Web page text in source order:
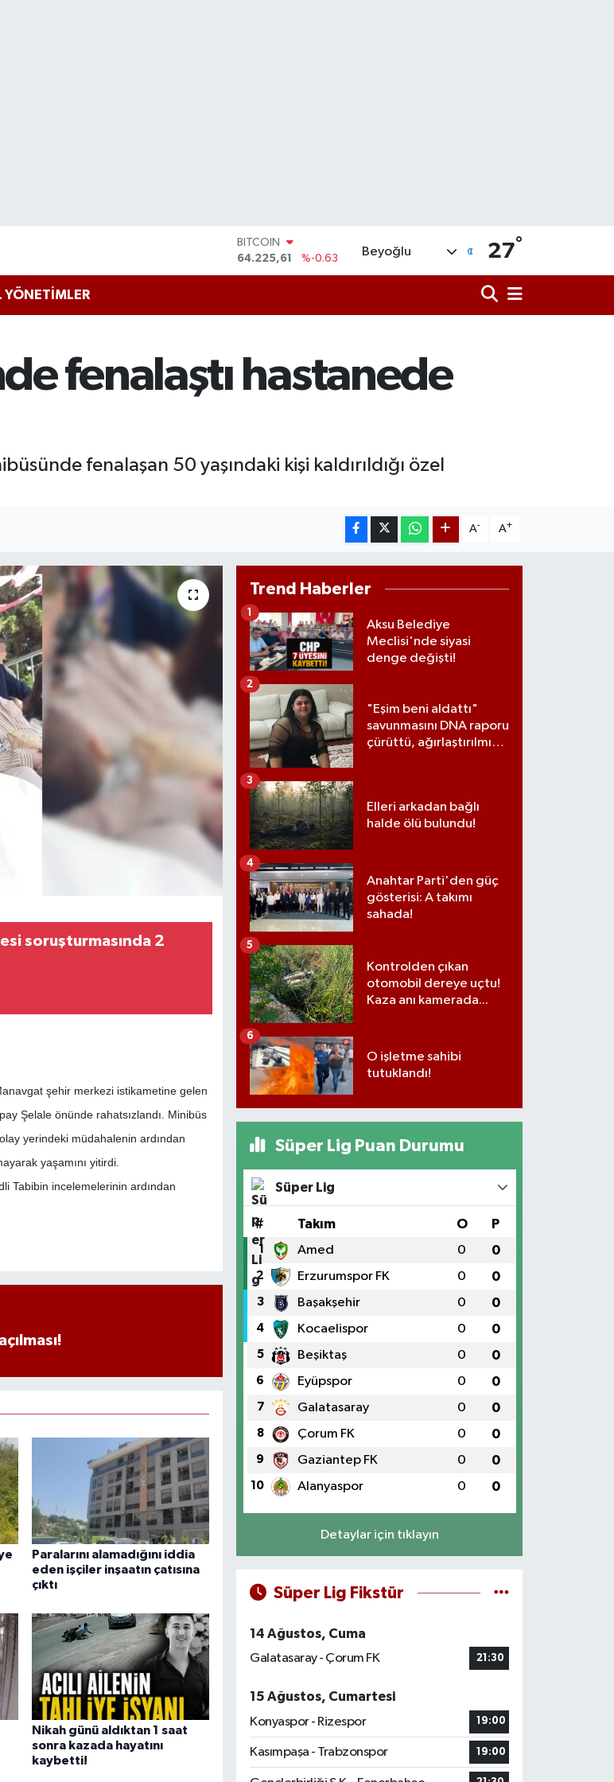
64.225,61
DOLAR
47,6704
%0
6510.40
%0.45
BİST100
Beyoğlu 27°
YÖNETİMLER
fenalaştı hastanede
fenalaşan 50 yaşındaki kişi kaldırıldığı özel
A- A+
soruşturmasında 2
şehir merkezi istikametine gelen
Şelale önünde rahatsızlandı. Minibüs
yerindeki müdahalenin ardından
yaşamını yitirdi.
Tabibin incelemelerinin ardından
Paralarını alamadığını iddia
eden işçiler inşaatın çatısına
çıktı
Nikah günü aldıktan 1 saat
sonra kazada hayatını
kaybetti!
Trend Haberler
Aksu Belediye
Meclisi'nde siyasi
denge değişti!
1
"Eşim beni aldattı"
savunmasını DNA raporu
çürüttü, ağırlaştırılmış
2
Elleri arkadan bağlı
halde ölü bulundu!
3
Anahtar Parti'den güç
gösterisi: A takımı
sahada!
4
Kontrolden çıkan
otomobil dereye uçtu!
Kaza anı kamerada...
5
O işletme sahibi
tutuklandı!
6
Süper Lig Puan Durumu
Süper Lig
# Takım O P
1 Amed 0 0
2 Erzurumspor FK 0 0
3 Başakşehir 0 0
4 Kocaelispor 0 0
5 Beşiktaş 0 0
6 Eyüpspor 0 0
7 Galatasaray 0 0
8 Çorum FK 0 0
9 Gaziantep FK 0 0
10 Alanyaspor 0 0
Detaylar için tıklayın
Süper Lig Fikstür
14 Ağustos, Cuma
Galatasaray - Çorum FK
21:30
15 Ağustos, Cumartesi
Konyaspor - Rizespor
19:00
Kasımpaşa - Trabzonspor 19:00